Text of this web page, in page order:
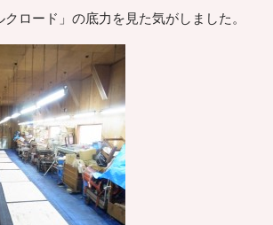
クロード」の底力を見た気がしました。